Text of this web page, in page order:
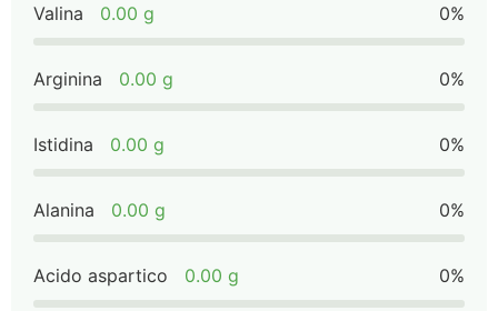
Valina 0.00 g 0%
Arginina 0.00 g 0%
Istidina 0.00 g 0%
Alanina 0.00 g 0%
Acido aspartico 0.00 g 0%